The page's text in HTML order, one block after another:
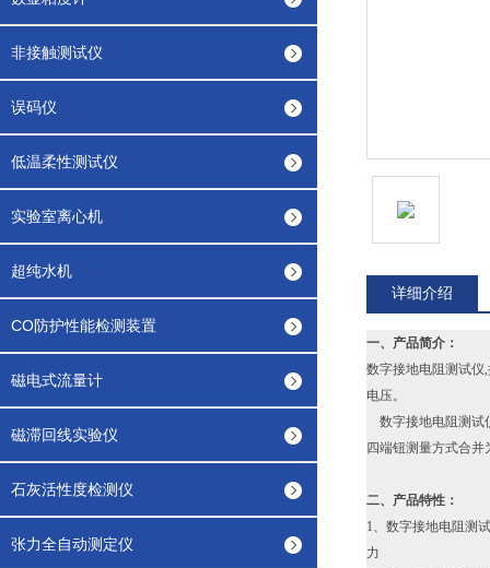
非接触测试仪
误码仪
低温柔性测试仪
实验室离心机
超纯水机
CO防护性能检测装置
磁电式流量计
磁滞回线实验仪
石灰活性度检测仪
张力全自动测定仪
详细介绍
一、产品简介：
数字接地电阻测试仪
电压。
数字接地电阻测试
四端钮测量方式合
二、产品特性：
1、数字接地电阻测
力